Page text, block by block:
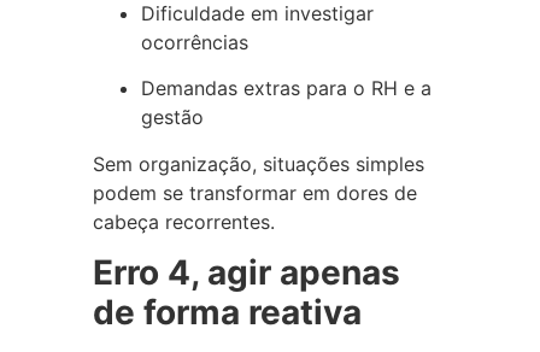
Dificuldade em investigar
ocorrências
Demandas extras para o RH e a
gestão
Sem organização, situações simples
podem se transformar em dores de
cabeça recorrentes.
Erro 4, agir apenas
de forma reativa